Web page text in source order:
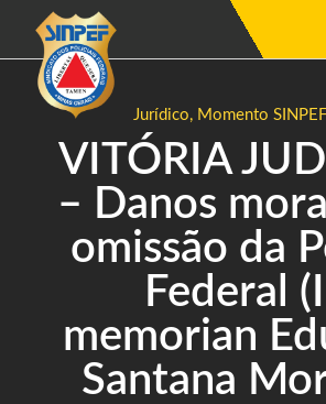
Jurídico, Momento
VITÓRIA
– Danos
omissão da
Federal
memorian
Santana